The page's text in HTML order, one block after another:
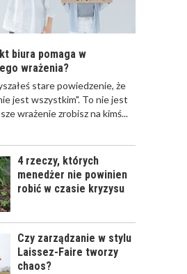
W ŚWIECIE
OSTATNIM
2016
ROKU
biura pomaga w
wrażenia?
stare powiedzenie, że
jest wszystkim". To nie jest
wrażenie zrobisz na kimś...
4 rzeczy, których
menedżer nie powinien
robić w czasie kryzysu
Czy zarządzanie w stylu
Laissez-Faire tworzy
chaos?